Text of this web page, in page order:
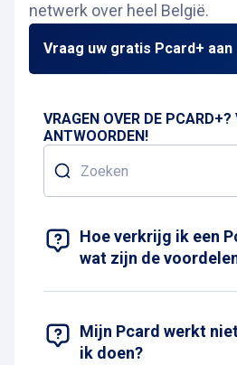
netwerk over heel België.
Vraag uw gratis Pcard+ aan
VRAGEN OVER DE PCARD+?
ANTWOORDEN!
Zoeken
18 RESULTATEN
Hoe verkrijg ik een
wat zijn de
www.pcard.be
Gebruiksgemak
Betaling bij de
Mijn Pcard werkt
ik doen?